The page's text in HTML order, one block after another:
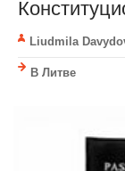
Liudmila
В Литве